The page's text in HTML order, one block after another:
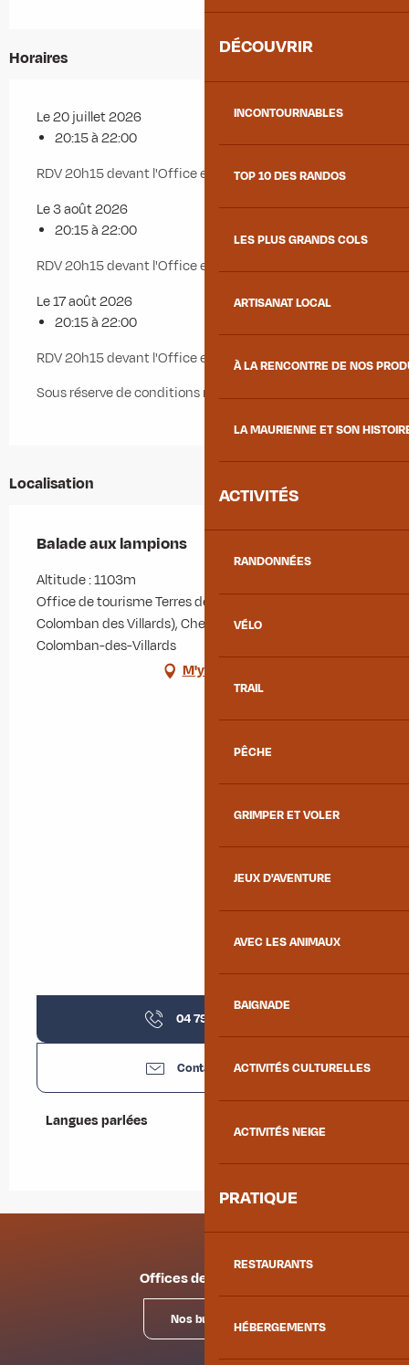
DÉCOUVRIR
INCONTOURNABLES
TOP 10 DES RANDOS
LES PLUS GRANDS COLS
ARTISANAT LOCAL
À LA RENCONTRE DE NOS
LA MAURIENNE ET SON
ACTIVITÉS
RANDONNÉES
VÉLO
TRAIL
PÊCHE
GRIMPER ET VOLER
JEUX D'AVENTURE
AVEC LES ANIMAUX
BAIGNADE
ACTIVITÉS CULTURELLES
ACTIVITÉS NEIGE
PRATIQUE
RESTAURANTS
HÉBERGEMENTS
Horaires
Le 20 juillet 2026
20:15 à 22:00
RDV 20h15 devant l'Office et départ 20h30
Le 3 août 2026
20:15 à 22:00
RDV 20h15 devant l'Office et départ 20h30
Le 17 août 2026
20:15 à 22:00
RDV 20h15 devant l'Office et départ 20h30
Sous réserve de conditions météo favorables
Localisation
Balade aux lampions
Altitude : 1103m
Office de tourisme Terres de Maurienne - Bureau Saint
Colomban des Villards), Chef Lieu, 73130 Saint-
Colomban-des-Villards
M'y rendre
04 79 56 24
Contactez-nous
Langues parlées
Langues parlées
Offices de tourisme
Nos bureaux